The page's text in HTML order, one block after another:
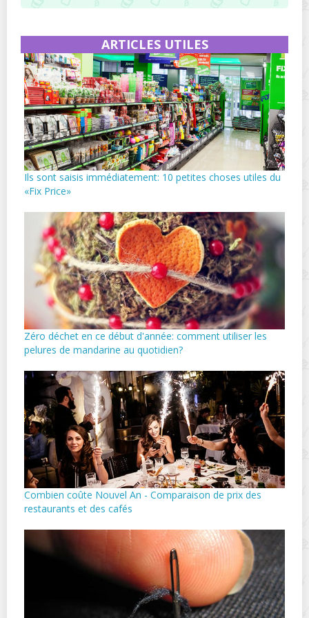
ARTICLES UTILES
Ils sont saisis immédiatement: 10 petites choses utiles du
«Fix Price»
Zéro déchet en ce début d'année: comment utiliser les
pelures de mandarine au quotidien?
Combien coûte Nouvel An - Comparaison de prix des
restaurants et des cafés